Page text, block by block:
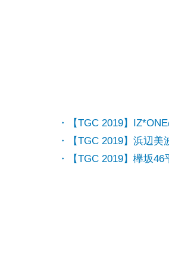
・【TGC 2019】
・【TGC 2019】浜辺
・【TGC 2019】欅坂